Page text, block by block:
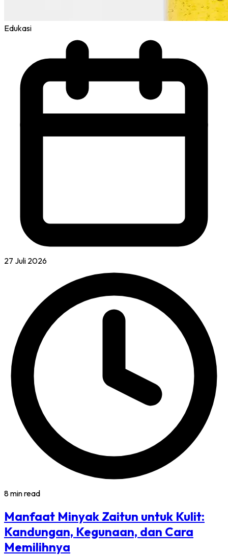
Edukasi
27 Juli 2026
8 min read
Manfaat Minyak Zaitun untuk Kulit:
Kandungan, Kegunaan, dan Cara
Memilihnya